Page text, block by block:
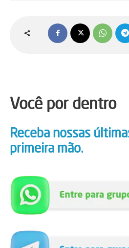
Você por dentro
Receba nossas
primeira mão.